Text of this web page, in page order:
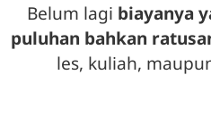
Belum lagi biayanya
puluhan bahkan
les, kuliah,